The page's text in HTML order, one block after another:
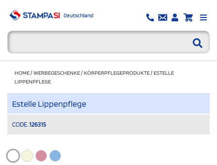
HOME/WERBEGESCHENKE/KÖRPERPFLEGEPRODUKTE/ESTELLE
LIPPENPFLEGE
Estelle Lippenpflege
CODE. 126315